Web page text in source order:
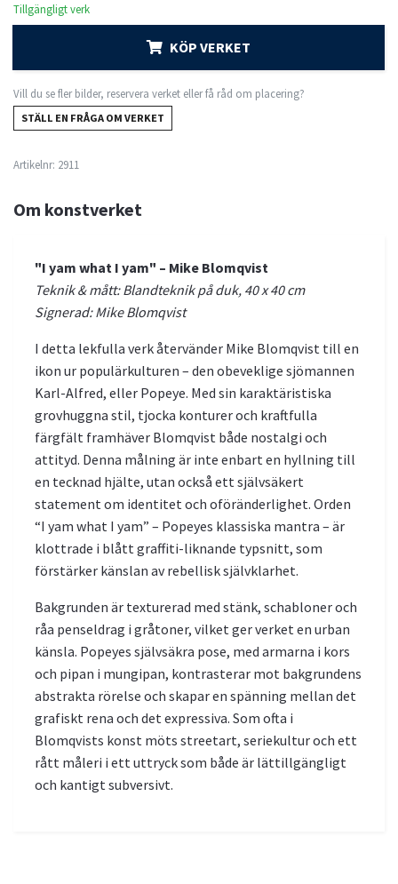
Tillgängligt verk
KÖP VERKET
Vill du se fler bilder, reservera verket eller få råd om placering?
STÄLL EN FRÅGA OM VERKET
Artikelnr: 2911
Om konstverket
"I yam what I yam" – Mike Blomqvist
Teknik & mått: Blandteknik på duk, 40 x 40 cm
Signerad: Mike Blomqvist
I detta lekfulla verk återvänder Mike Blomqvist till en
ikon ur populärkulturen – den obeveklige sjömannen
Karl-Alfred, eller Popeye. Med sin karaktäristiska
grovhuggna stil, tjocka konturer och kraftfulla
färgfält framhäver Blomqvist både nostalgi och
attityd. Denna målning är inte enbart en hyllning till
en tecknad hjälte, utan också ett självsäkert
statement om identitet och oföränderlighet. Orden
“I yam what I yam” – Popeyes klassiska mantra – är
klottrade i blått graffiti-liknande typsnitt, som
förstärker känslan av rebellisk självklarhet.
Bakgrunden är texturerad med stänk, schabloner och
råa penseldrag i gråtoner, vilket ger verket en urban
känsla. Popeyes självsäkra pose, med armarna i kors
och pipan i mungipan, kontrasterar mot bakgrundens
abstrakta rörelse och skapar en spänning mellan det
grafiskt rena och det expressiva. Som ofta i
Blomqvists konst möts streetart, seriekultur och ett
rått måleri i ett uttryck som både är lättillgängligt
och kantigt subversivt.